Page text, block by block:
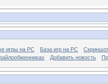
игры на PC База игр на РС
Добавить новость